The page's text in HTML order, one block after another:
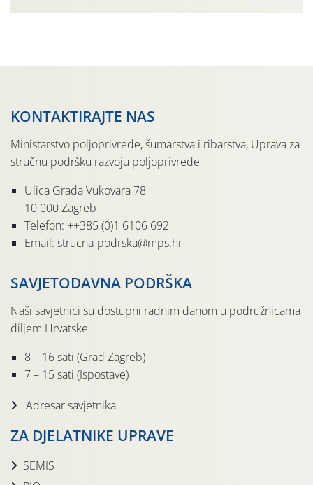
KONTAKTIRAJTE NAS
Ministarstvo poljoprivrede, šumarstva i ribarstva, Uprava za
stručnu podršku razvoju poljoprivrede
Ulica Grada Vukovara 78
10 000 Zagreb
Telefon: ++385 (0)1 6106 692
Email: strucna-podrska@mps.hr
SAVJETODAVNA PODRŠKA
Naši savjetnici su dostupni radnim danom u podružnicama
diljem Hrvatske.
8 – 16 sati (Grad Zagreb)
7 – 15 sati (Ispostave)
Adresar savjetnika
ZA DJELATNIKE UPRAVE
SEMIS